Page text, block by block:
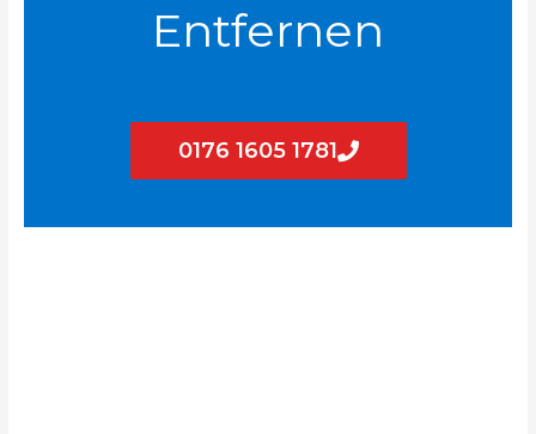
Entfernen
0176 1605 1781